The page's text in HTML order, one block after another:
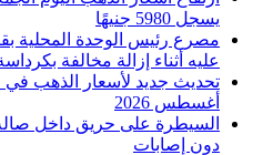
يسجل 5980 جنيهًا
مصرع رئيس الوحدة المحلية
عليه أثناء إزالة مخالفة
أغسطس 2026
السيطرة على حريق داخل
دون إصابات